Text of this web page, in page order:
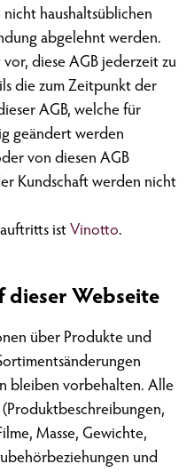
haushaltsüblichen
abgelehnt werden.
diese AGB jederzeit zu
die zum Zeitpunkt der
AGB, welche für
geändert werden
von diesen AGB
Kundschaft werden nicht
ist Vinotto.
dieser Webseite
über Produkte und
bleiben vorbehalten. Alle
Masse, Gewichte,
und